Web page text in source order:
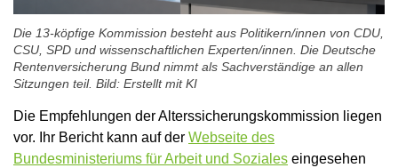
Die 13-köpfige Kommission besteht aus Politikern/innen von CDU,
CSU, SPD und wissenschaftlichen Experten/innen. Die Deutsche
Rentenversicherung Bund nimmt als Sachverständige an allen
Sitzungen teil. Bild: Erstellt mit KI
Die Empfehlungen der Alterssicherungskommission liegen
vor. Ihr Bericht kann auf der Webseite des
Bundesministeriums für Arbeit und Soziales eingesehen